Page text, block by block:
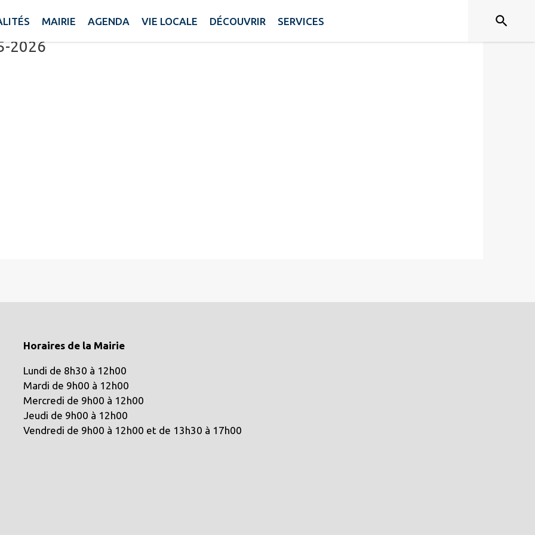
MAIRIE AGENDA VIE LOCALE DÉCOUVRIR SERVICES
2026
Horaires de la Mairie
Lundi de 8h30 à 12h00
Mardi de 9h00 à 12h00
Mercredi de 9h00 à 12h00
Jeudi de 9h00 à 12h00
Vendredi de 9h00 à 12h00 et de 13h30 à 17h00